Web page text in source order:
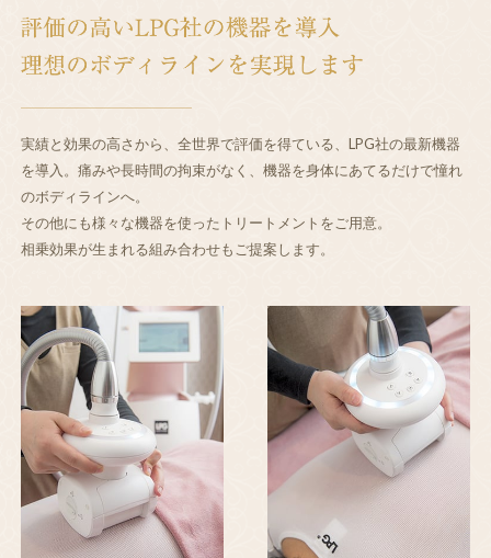
実績と効果の高さから、全世界で評価を得ている、LPG社の最新機器
を導入。痛みや長時間の拘束がなく、機器を身体にあてるだけで憧れ
のボディラインへ。
その他にも様々な機器を使ったトリートメントをご用意。
相乗効果が生まれる組み合わせもご提案します。